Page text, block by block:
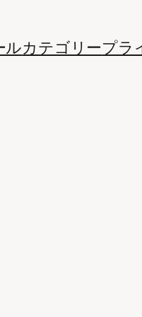
ルカテゴリープラ